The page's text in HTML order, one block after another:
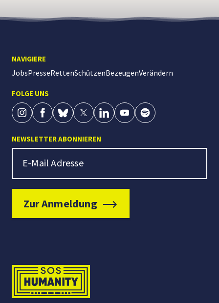
NAVIGIERE
JobsPresseRettenSchützenBezeugenVerändern
FOLGE UNS
NEWSLETTER ABONNIEREN
Newsletter Signup
E-Mail Adresse
Zur Anmeldung